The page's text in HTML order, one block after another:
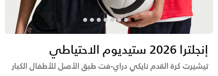
إنجلترا 2026 ستيديوم الاحتياطي
تيشيرت كرة القدم نايكي دراي-فت طبق الأصل للأطفال الكبار